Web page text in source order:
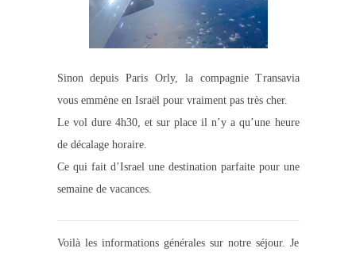
Sinon depuis Paris Orly, la compagnie Transavia
vous emmène en Israël pour vraiment pas très cher.
Le vol dure 4h30, et sur place il n’y a qu’une heure
de décalage horaire.
Ce qui fait d’Israel une destination parfaite pour une
semaine de vacances.
Voilà les informations générales sur notre séjour. Je